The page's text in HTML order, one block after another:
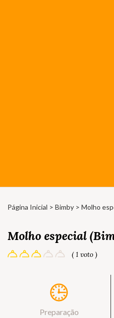
Página Inicial > Bimby > Molho
Molho especial
( 1 voto )
Preparação